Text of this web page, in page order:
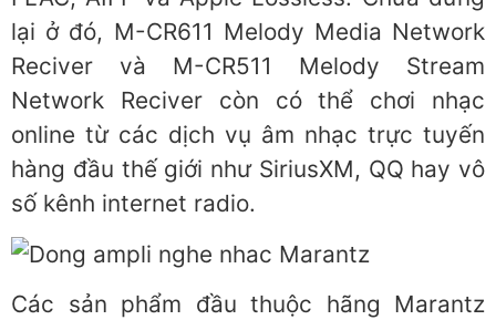
lại ở đó, M-CR611 Melody Media Network
Reciver và M-CR511 Melody Stream
Network Reciver còn có thể chơi nhạc
online từ các dịch vụ âm nhạc trực tuyến
hàng đầu thế giới như SiriusXM, QQ hay vô
số kênh internet radio.
Các sản phẩm đầu thuộc hãng Marantz